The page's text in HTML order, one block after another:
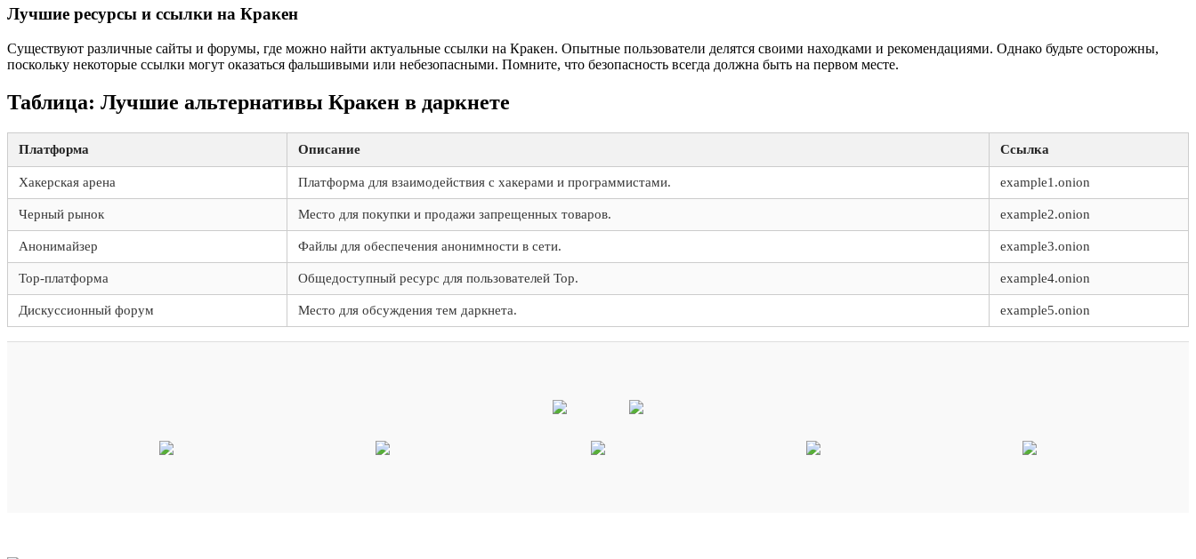
Лучшие ресурсы и ссылки на Кракен
Существуют различные сайты и форумы, где можно найти актуальные ссылки на Кракен. Опытные пользователи делятся своими находками и рекомендациями. Однако будьте осторожны,
поскольку некоторые ссылки могут оказаться фальшивыми или небезопасными. Помните, что безопасность всегда должна быть на первом месте.
Таблица: Лучшие альтернативы Кракен в даркнете
Платформа Описание Ссылка
Хакерская арена Платформа для взаимодействия с хакерами и программистами. example1.onion
Черный рынок Место для покупки и продажи запрещенных товаров. example2.onion
Анонимайзер Файлы для обеспечения анонимности в сети. example3.onion
Тор-платформа Общедоступный ресурс для пользователей Тор. example4.onion
Дискуссионный форум Место для обсуждения тем даркнета. example5.onion